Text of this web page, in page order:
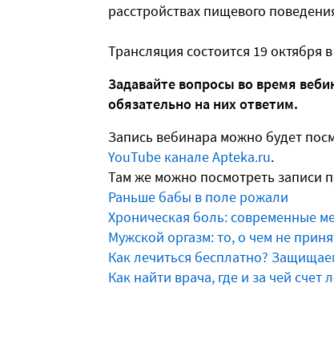
расстройствах пищевого
Трансляция состоится 19 октября
Задавайте вопросы во время
обязательно на них ответим.
Запись вебинара можно будет
YouTube канале Apteka.ru.
Там же можно посмотреть записи
Раньше бабы в поле рожали
Хроническая боль: современные
Мужской оргазм: то, о чем не
Как лечиться бесплатно?
Как найти врача, где и за чей счет